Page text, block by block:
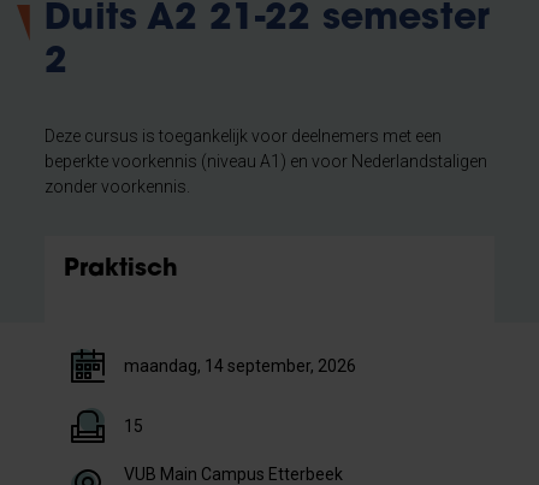
Duits A2 21-22 semester
2
Deze cursus is toegankelijk voor deelnemers met een
beperkte voorkennis (niveau A1) en voor Nederlandstaligen
zonder voorkennis.
Praktisch
maandag, 14 september, 2026
15
VUB Main Campus Etterbeek